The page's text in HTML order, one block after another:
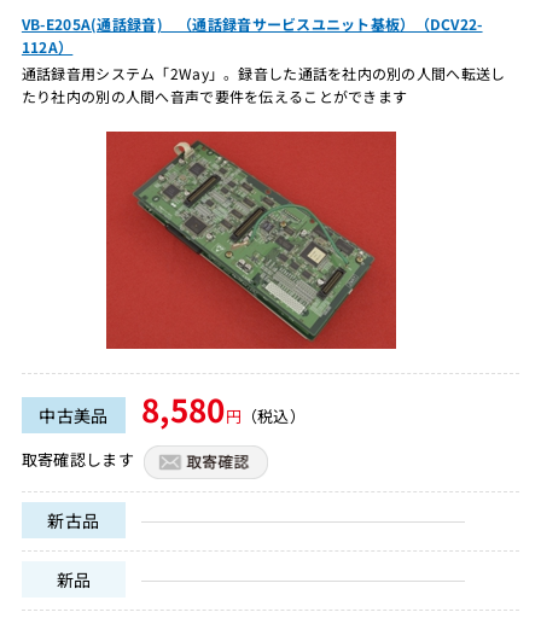
VB-E205A(通話録音) （通話録音サービスユニット基板）（DCV22-
112A）
通話録音用システム「2Way」。録音した通話を社内の別の人間へ転送し
たり社内の別の人間へ音声で要件を伝えることができます
中古美品 8,580円 （税込）
取寄確認します
新古品
新品